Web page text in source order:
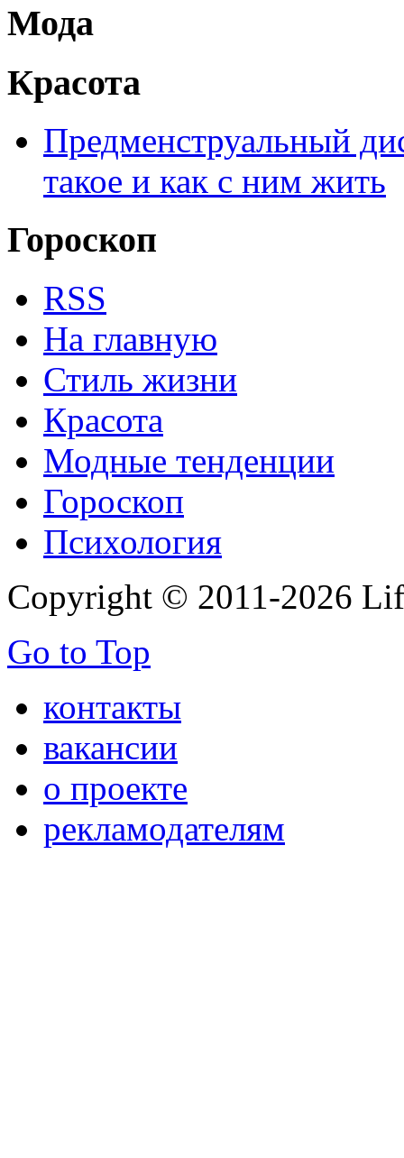
Мода
Красота
Предменструальный
такое и как с ним жить
Гороскоп
RSS
На главную
Стиль жизни
Красота
Модные тенденции
Гороскоп
Психология
Copyright © 2011-2026
Go to Top
контакты
вакансии
о проекте
рекламодателям